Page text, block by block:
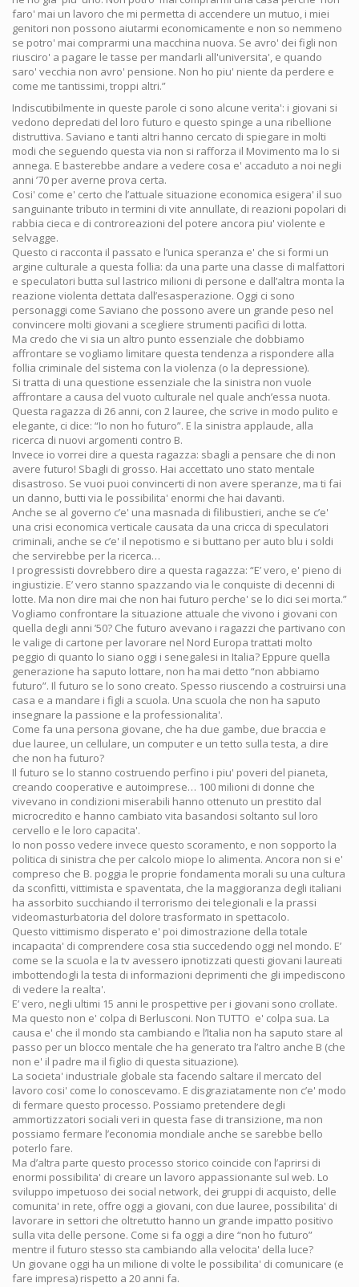
faro' mai un lavoro che mi permetta di accendere un mutuo, i miei
genitori non possono aiutarmi economicamente e non so nemmeno
se potro' mai comprarmi una macchina nuova. Se avro' dei figli non
riusciro' a pagare le tasse per mandarli all'universita', e quando
saro' vecchia non avro' pensione. Non ho piu' niente da perdere e
come me tantissimi, troppi altri.”
Indiscutibilmente in queste parole ci sono alcune verita': i giovani si
vedono depredati del loro futuro e questo spinge a una ribellione
distruttiva. Saviano e tanti altri hanno cercato di spiegare in molti
modi che seguendo questa via non si rafforza il Movimento ma lo si
annega. E basterebbe andare a vedere cosa e' accaduto a noi negli
anni ’70 per averne prova certa.
Cosi' come e' certo che l’attuale situazione economica esigera' il suo
sanguinante tributo in termini di vite annullate, di reazioni popolari di
rabbia cieca e di controreazioni del potere ancora piu' violente e
selvagge.
Questo ci racconta il passato e l’unica speranza e' che si formi un
argine culturale a questa follia: da una parte una classe di malfattori
e speculatori butta sul lastrico milioni di persone e dall’altra monta la
reazione violenta dettata dall’esasperazione. Oggi ci sono
personaggi come Saviano che possono avere un grande peso nel
convincere molti giovani a scegliere strumenti pacifici di lotta.
Ma credo che vi sia un altro punto essenziale che dobbiamo
affrontare se vogliamo limitare questa tendenza a rispondere alla
follia criminale del sistema con la violenza (o la depressione).
Si tratta di una questione essenziale che la sinistra non vuole
affrontare a causa del vuoto culturale nel quale anch’essa nuota.
Questa ragazza di 26 anni, con 2 lauree, che scrive in modo pulito e
elegante, ci dice: “Io non ho futuro”. E la sinistra applaude, alla
ricerca di nuovi argomenti contro B.
Invece io vorrei dire a questa ragazza: sbagli a pensare che di non
avere futuro! Sbagli di grosso. Hai accettato uno stato mentale
disastroso. Se vuoi puoi convincerti di non avere speranze, ma ti fai
un danno, butti via le possibilita' enormi che hai davanti.
Anche se al governo c’e' una masnada di filibustieri, anche se c’e'
una crisi economica verticale causata da una cricca di speculatori
criminali, anche se c’e' il nepotismo e si buttano per auto blu i soldi
che servirebbe per la ricerca…
I progressisti dovrebbero dire a questa ragazza: “E’ vero, e' pieno di
ingiustizie. E’ vero stanno spazzando via le conquiste di decenni di
lotte. Ma non dire mai che non hai futuro perche' se lo dici sei morta.”
Vogliamo confrontare la situazione attuale che vivono i giovani con
quella degli anni ’50? Che futuro avevano i ragazzi che partivano con
le valige di cartone per lavorare nel Nord Europa trattati molto
peggio di quanto lo siano oggi i senegalesi in Italia? Eppure quella
generazione ha saputo lottare, non ha mai detto “non abbiamo
futuro”. Il futuro se lo sono creato. Spesso riuscendo a costruirsi una
casa e a mandare i figli a scuola. Una scuola che non ha saputo
insegnare la passione e la professionalita'.
Come fa una persona giovane, che ha due gambe, due braccia e
due lauree, un cellulare, un computer e un tetto sulla testa, a dire
che non ha futuro?
Il futuro se lo stanno costruendo perfino i piu' poveri del pianeta,
creando cooperative e autoimprese… 100 milioni di donne che
vivevano in condizioni miserabili hanno ottenuto un prestito dal
microcredito e hanno cambiato vita basandosi soltanto sul loro
cervello e le loro capacita'.
Io non posso vedere invece questo scoramento, e non sopporto la
politica di sinistra che per calcolo miope lo alimenta. Ancora non si e'
compreso che B. poggia le proprie fondamenta morali su una cultura
da sconfitti, vittimista e spaventata, che la maggioranza degli italiani
ha assorbito succhiando il terrorismo dei telegionali e la prassi
videomasturbatoria del dolore trasformato in spettacolo.
Questo vittimismo disperato e' poi dimostrazione della totale
incapacita' di comprendere cosa stia succedendo oggi nel mondo. E’
come se la scuola e la tv avessero ipnotizzati questi giovani laureati
imbottendogli la testa di informazioni deprimenti che gli impediscono
di vedere la realta'.
E’ vero, negli ultimi 15 anni le prospettive per i giovani sono crollate.
Ma questo non e' colpa di Berlusconi. Non TUTTO e' colpa sua. La
causa e' che il mondo sta cambiando e l’Italia non ha saputo stare al
passo per un blocco mentale che ha generato tra l’altro anche B (che
non e' il padre ma il figlio di questa situazione).
La societa' industriale globale sta facendo saltare il mercato del
lavoro cosi' come lo conoscevamo. E disgraziatamente non c’e' modo
di fermare questo processo. Possiamo pretendere degli
ammortizzatori sociali veri in questa fase di transizione, ma non
possiamo fermare l’economia mondiale anche se sarebbe bello
poterlo fare.
Ma d’altra parte questo processo storico coincide con l’aprirsi di
enormi possibilita' di creare un lavoro appassionante sul web. Lo
sviluppo impetuoso dei social network, dei gruppi di acquisto, delle
comunita' in rete, offre oggi a giovani, con due lauree, possibilita' di
lavorare in settori che oltretutto hanno un grande impatto positivo
sulla vita delle persone. Come si fa oggi a dire “non ho futuro”
mentre il futuro stesso sta cambiando alla velocita' della luce?
Un giovane oggi ha un milione di volte le possibilita' di comunicare (e
fare impresa) rispetto a 20 anni fa.